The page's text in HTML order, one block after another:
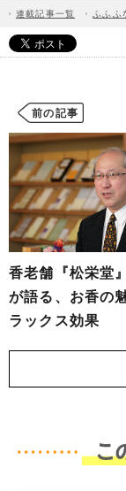
連載記事一覧 ふふふ
前の記事
香老舗『松栄堂
が語る、お香の
ラックス効果